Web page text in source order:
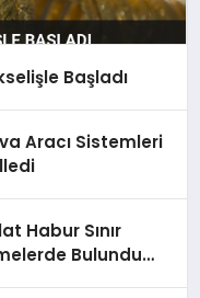
Başladı
Aracı Sistemleri
Habur Sınır
Bulundu